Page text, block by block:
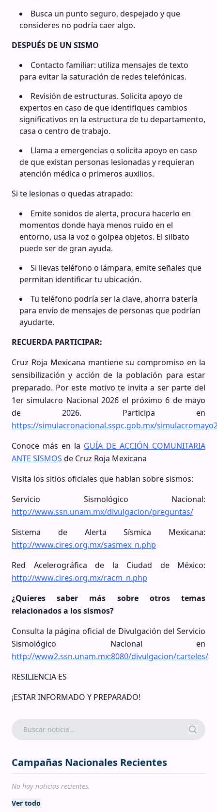
Busca un punto seguro, despejado y que
consideres no podría caer algo.
DESPUÉS DE UN SISMO
Contacto familiar: utiliza mensajes de texto
para evitar la saturación de redes telefónicas.
Revisión de estructuras. Solicita apoyo de
expertos en caso de que identifiques cambios
significativos en la estructura de tu departamento,
casa o centro de trabajo.
Llama a emergencias o solicita apoyo en caso
de que existan personas lesionadas y requieran
atención médica o primeros auxilios.
Si te lesionas o quedas atrapado:
Emite sonidos de alerta, procura hacerlo en
momentos donde haya menos ruido en el
entorno, usa la voz o golpea objetos. El silbato
puede ser de gran ayuda.
Si llevas teléfono o lámpara, emite señales que
permitan identificar tu ubicación.
Tu teléfono podría ser la clave, ahorra batería
para envío de mensajes de personas que podrían
ayudarte.
RECUERDA PARTICIPAR:
Cruz Roja Mexicana mantiene su compromiso en la
sensibilización y acción de la población para estar
preparado. Por este motivo te invita a ser parte del
1er simulacro Nacional 2026 el próximo 6 de mayo
de 2026. Participa en
https://simulacronacional.sspc.gob.mx/
Conoce más en la GUÍA DE ACCIÓN COMUNITARIA
ANTE SISMOS de Cruz Roja Mexicana
Visita los sitios oficiales que hablan sobre sismos:
Servicio Sismológico Nacional:
http://www.ssn.unam.mx/divulgacion/preguntas/
Sistema de Alerta Sísmica Mexicana:
http://www.cires.org.mx/sasmex_n.php
Red Acelerográfica de la Ciudad de México:
http://www.cires.org.mx/racm_n.php
¿Quieres saber más sobre otros temas
relacionados a los sismos?
Consulta la página oficial de Divulgación del Servicio
Sismológico Nacional en
http://www2.ssn.unam.mx:8080/divulgacion/carteles/
RESILIENCIA ES
¡ESTAR INFORMADO Y PREPARADO!
Campañas Nacionales Recientes
No hay noticias recientes.
Ver todo